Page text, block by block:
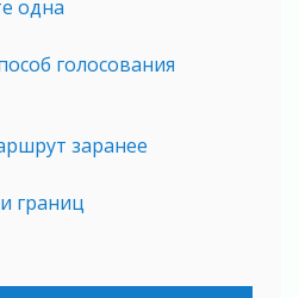
одна
голосования
заранее
границ